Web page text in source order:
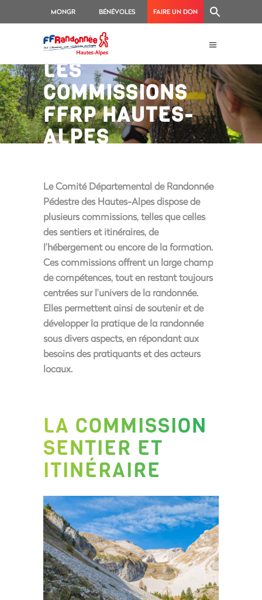
MONGR BÉNÉVOLES FAIRE UN DON
LES
COMMISSIONS
FFRP HAUTES-
ALPES
Le Comité Départemental de Randonnée
Pédestre des Hautes-Alpes dispose de
plusieurs commissions, telles que celles
des sentiers et itinéraires, de
l’hébergement ou encore de la formation.
Ces commissions offrent un large champ
de compétences, tout en restant toujours
centrées sur l’univers de la randonnée.
Elles permettent ainsi de soutenir et de
développer la pratique de la randonnée
sous divers aspects, en répondant aux
besoins des pratiquants et des acteurs
locaux.
LA COMMISSION
SENTIER ET
ITINÉRAIRE